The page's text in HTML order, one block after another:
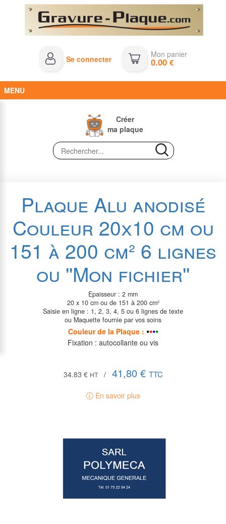
Se connecter Mon panier
0.00€
MENU
Créer
ma plaque
Plaque Alu anodisé
Couleur 20x10 cm ou
151 à 200 cm² 6 lignes
ou ''Mon fichier''
Epaisseur : 2 mm
20 x 10 cm ou de 151 à 200 cm²
Saisie en ligne : 1, 2, 3, 4, 5 ou 6 lignes de texte
ou Maquette fournie par vos soins
Couleur de la Plaque : ••••
Fixation : autocollante ou vis
34.83 € HT / 41,80 € TTC
En savoir plus